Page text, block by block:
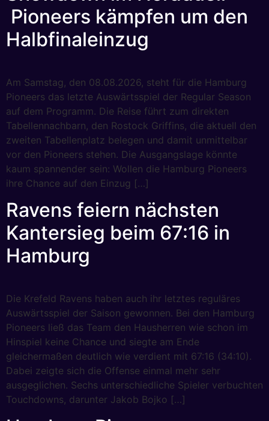
Pioneers kämpfen um den
Halbfinaleinzug
Am Samstag, den 08.08.2026, steht für die Hamburg
Pioneers das letzte Auswärtsspiel der Regular Season
auf dem Programm. Die Reise führt zum direkten
Tabellennachbarn, den Rostock Griffins, die aktuell den
zweiten Tabellenplatz belegen und damit unmittelbar
vor den Pioneers stehen. Die Ausgangslage könnte
kaum spannender sein: Wollen die Hamburg Pioneers
ihre Chance auf den Einzug […]
Ravens feiern nächsten
Kantersieg beim 67:16 in
Hamburg
Die Krefeld Ravens haben auch ihr letztes reguläres
Auswärtsspiel der Saison gewonnen. Bei den Hamburg
Pioneers ließ das Team den Hausherren wie schon im
Hinspiel keine Chance und siegte am Ende
gleichermaßen deutlich wie verdient mit 67:16 (34:10).
Dabei zeigte sich die Offense einmal mehr sehr
ausgeglichen. Sechs unterschiedliche Spieler verbuchten
Touchdowns, darunter Jakob Bojko […]